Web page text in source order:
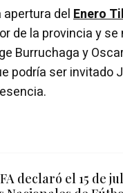
delEnero
de la provincia y
Burruchaga y
podría ser invitado
declaró el 15 de